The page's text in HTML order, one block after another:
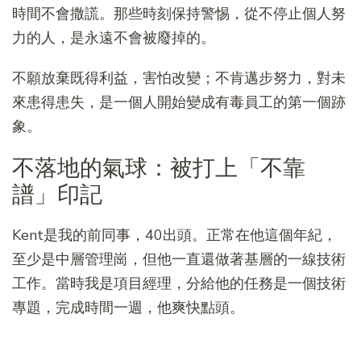
時間不會撒謊。那些時刻保持警惕，從不停止個人努
力的人，是永遠不會被廢掉的。
不願放棄既得利益，害怕改變；不肯邁步努力，對未
來患得患失，是一個人開始變成有毒員工的第一個跡
象。
不落地的氣球：被打上「不靠
譜」印記
Kent是我的前同事，40出頭。正常在他這個年紀，
至少是中層管理崗，但他一直還做著基層的一線技術
工作。當時我是項目經理，分給他的任務是一個技術
專題，完成時間一週，他爽快點頭。